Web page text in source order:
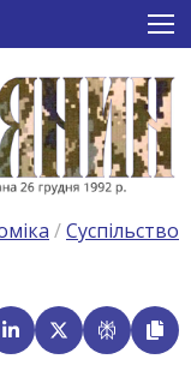
/Суспільство